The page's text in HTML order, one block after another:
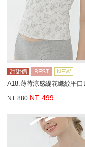
甜甜價 BEST NEW
NT. 880 NT. 499